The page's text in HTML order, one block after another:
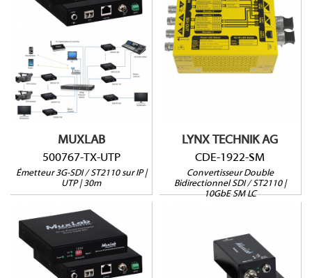
MUXLAB
500767-TX-UTP
Émetteur 3G-SDI / ST2110 sur IP |
UTP | 30m
500767-TX-UTP
ST-2110
4K@60Hz jusqu'à 30m via
Cat5e/6
Interface web et RS232
LYNX TECHNIK AG
CDE-1922-SM
Convertisseur Double
Bidirectionnel SDI / ST2110 |
10GbE SM LC
Jusqu'à 4 flux
3G/1,5G/SD-SDI
500767-RX-UTP
500713